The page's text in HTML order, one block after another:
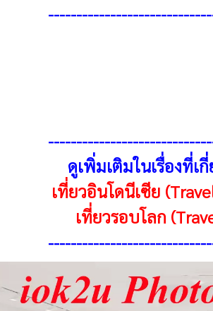
ดูเพิ่มเติมในเรื่องที่เ
เที่ยวอินโดนีเซีย
เที่ยวรอบโลก